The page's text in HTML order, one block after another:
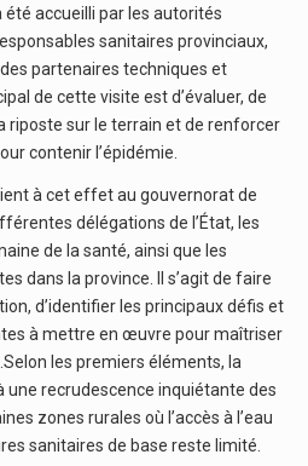
été accueilli par les autorités
sanitaires provinciaux,
partenaires techniques et
de cette visite est d’évaluer, de
riposte sur le terrain et de renforcer
contenir l’épidémie.
à cet effet au gouvernorat de
délégations de l’État, les
de la santé, ainsi que les
dans la province. Il s’agit de faire
d’identifier les principaux défis et
à mettre en œuvre pour maîtriser
les premiers éléments, la
une recrudescence inquiétante des
zones rurales où l’accès à l’eau
sanitaires de base reste limité.